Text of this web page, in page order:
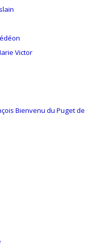
Victor
Bienvenu du Puget de